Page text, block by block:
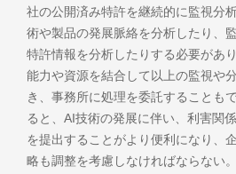
社の公開済み特許を継続的に監視分
術や製品の発展脈絡を分析したり、
特許情報を分析したりする必要があ
能力や資源を結合して以上の監視や
き、事務所に処理を委託することも
ると、AI技術の発展に伴い、利害関
を提出することがより便利になり、
略も調整を考慮しなければならない。